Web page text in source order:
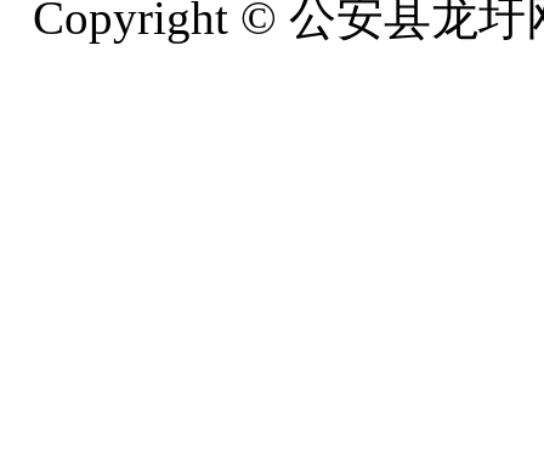
Copyright © 公安县龙圩